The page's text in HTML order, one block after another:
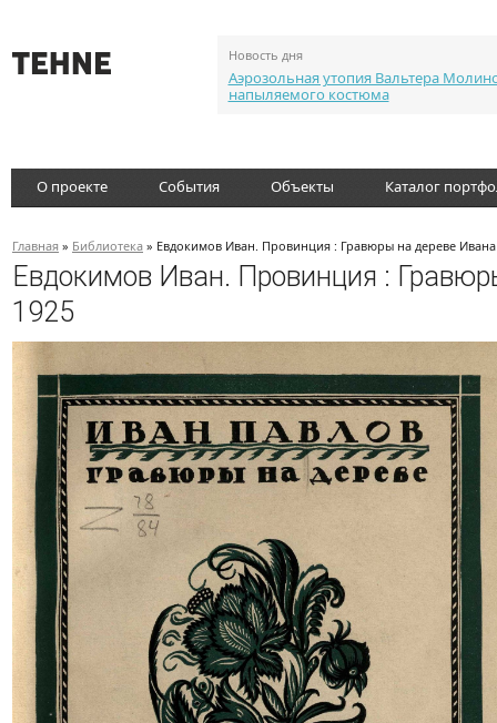
Новость дня
Аэрозольная утопия Вальтера
напыляемого костюма
О проекте События Объекты Каталог
Главная » Библиотека » Евдокимов Иван. Провинция : Гравюры на дереве
Евдокимов Иван. Провинция :
1925